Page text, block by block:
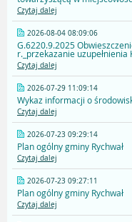
Czytaj dalej
2026-08-04 08:09:06
G.6220.9.2025
r._przekazanie
Czytaj dalej
2026-07-29 11:09:14
Wykaz informacji o
Czytaj dalej
2026-07-23 09:29:14
Plan ogólny gminy Rychwał
Czytaj dalej
2026-07-23 09:27:11
Plan ogólny gminy Rychwał
Czytaj dalej